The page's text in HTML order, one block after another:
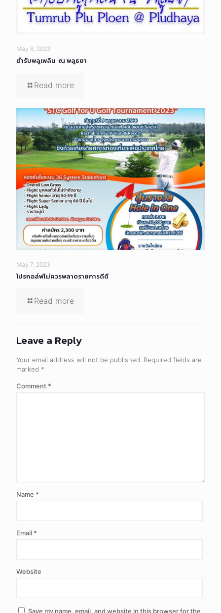
May 8, 2023
ตำรับพลูเพลิน ณ พลูธยา
Read more
May 7, 2023
โปรกอล์ฟไม่ควรพลาดรายการดีดี
Read more
Leave a Reply
Your email address will not be published. Required fields are
marked *
Comment *
Name *
Email *
Website
Save my name, email, and website in this browser for the